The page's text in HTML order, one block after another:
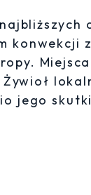
konwekcji
Żywioł
jego